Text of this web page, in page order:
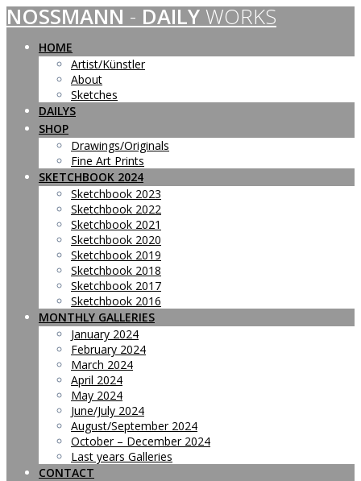
Skip
to
content
NOSSMANN - DAILY WORKS
HOME
Artist/Künstler
About
Sketches
DAILYS
SHOP
Drawings/Originals
Fine Art Prints
SKETCHBOOK 2024
Sketchbook 2023
Sketchbook 2022
Sketchbook 2021
Sketchbook 2020
Sketchbook 2019
Sketchbook 2018
Sketchbook 2017
Sketchbook 2016
MONTHLY GALLERIES
January 2024
February 2024
March 2024
April 2024
May 2024
June/July 2024
August/September 2024
October – December 2024
Last years Galleries
CONTACT